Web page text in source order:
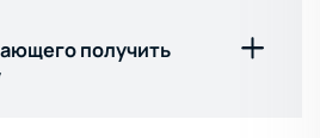
получить